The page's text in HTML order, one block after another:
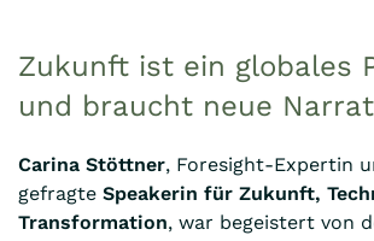
Zukunft ist ein globales
und braucht neue
Carina Stöttner, Foresight-Expertin
gefragte Speakerin für Zukunft,
Transformation, war begeistert von